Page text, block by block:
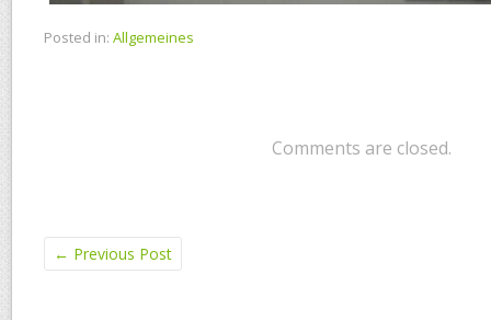
Posted in: Allgemeines
Comments are closed.
← Previous Post